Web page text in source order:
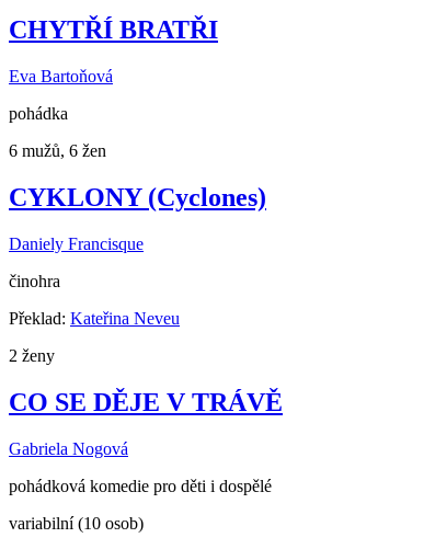
CHYTŘÍ BRATŘI
Eva Bartoňová
pohádka
6 mužů, 6 žen
CYKLONY (Cyclones)
Daniely Francisque
činohra
Překlad: Kateřina Neveu
2 ženy
CO SE DĚJE V TRÁVĚ
Gabriela Nogová
pohádková komedie pro děti i dospělé
variabilní (10 osob)